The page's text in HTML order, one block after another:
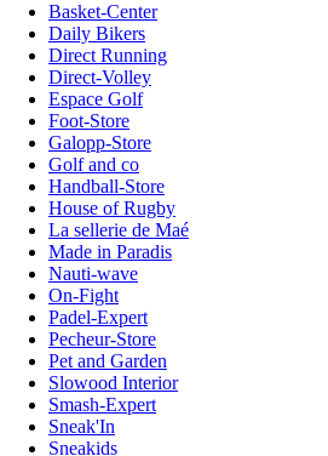
Basket-Center
Daily Bikers
Direct Running
Direct-Volley
Espace Golf
Foot-Store
Galopp-Store
Golf and co
Handball-Store
House of Rugby
La sellerie de Maé
Made in Paradis
Nauti-wave
On-Fight
Padel-Expert
Pecheur-Store
Pet and Garden
Slowood Interior
Smash-Expert
Sneak'In
Sneakids